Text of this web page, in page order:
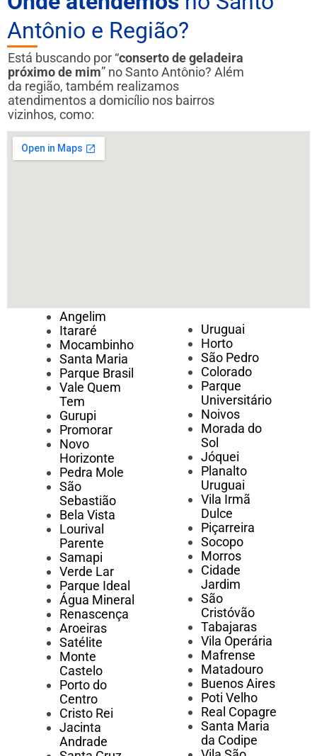
Antônio e Região?
Está buscando por “conserto de geladeira
próximo de mim” no Santo Antônio? Além
da região, também realizamos
atendimentos a domicílio nos bairros
vizinhos, como:
Angelim
Itararé
Mocambinho
Santa Maria
Parque Brasil
Vale Quem
Tem
Gurupi
Promorar
Novo
Horizonte
Pedra Mole
São
Sebastião
Bela Vista
Lourival
Parente
Samapi
Verde Lar
Parque Ideal
Água Mineral
Renascença
Aroeiras
Satélite
Monte
Castelo
Porto do
Centro
Cristo Rei
Jacinta
Andrade
Uruguai
Horto
São Pedro
Colorado
Parque
Universitário
Noivos
Morada do
Sol
Jóquei
Planalto
Uruguai
Vila Irmã
Dulce
Piçarreira
Socopo
Morros
Cidade
Jardim
São
Cristóvão
Tabajaras
Vila Operária
Mafrense
Matadouro
Buenos Aires
Poti Velho
Real Copagre
Santa Maria
da Codipe